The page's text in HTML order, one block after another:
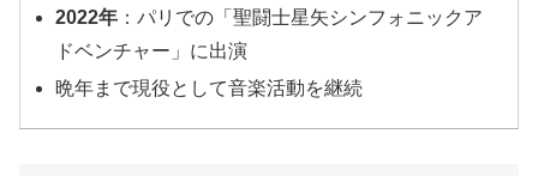
2022年 ：パリでの「聖闘士星矢シンフォニックア
ドベンチャー」に出演
晩年まで現役として音楽活動を継続